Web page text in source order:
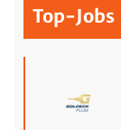
Top-Jobs